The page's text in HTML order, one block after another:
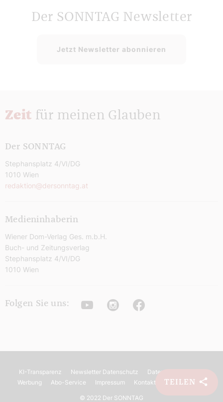
TEILEN
Der SONNTAG Newsletter
Jetzt Newsletter abonnieren
Zeit für meinen Glauben
Der SONNTAG
Stephansplatz 4/VI/DG
1010 Wien
redaktion@dersonntag.at
Medieninhaberin
Wiener Dom-Verlag Ges. m.b.H.
Buch- und Zeitungsverlag
Stephansplatz 4/VI/DG
1010 Wien
Folgen Sie uns: YoutubeInstagramFacebook
KI-Transparenz Newsletter Datenschutz Datenschutz
Werbung
Abo-Service Impressum Kontakt Barrierefreiheit
© 2022 Der SONNTAG